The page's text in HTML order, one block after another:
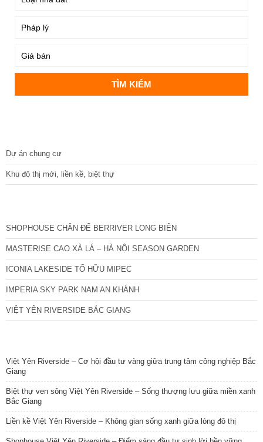
Dự án chung cư
Khu đô thị mới, liền kề, biệt thự
SHOPHOUSE CHÂN ĐẾ BERRIVER LONG BIÊN
MASTERISE CAO XÀ LÁ – HÀ NỘI SEASON GARDEN
ICONIA LAKESIDE TỐ HỮU MIPEC
IMPERIA SKY PARK NAM AN KHÁNH
VIỆT YÊN RIVERSIDE BẮC GIANG
Việt Yên Riverside – Cơ hội đầu tư vàng giữa trung tâm công nghiệp Bắc
Giang
Biệt thự ven sông Việt Yên Riverside – Sống thượng lưu giữa miền xanh
Bắc Giang
Liền kề Việt Yên Riverside – Không gian sống xanh giữa lòng đô thị